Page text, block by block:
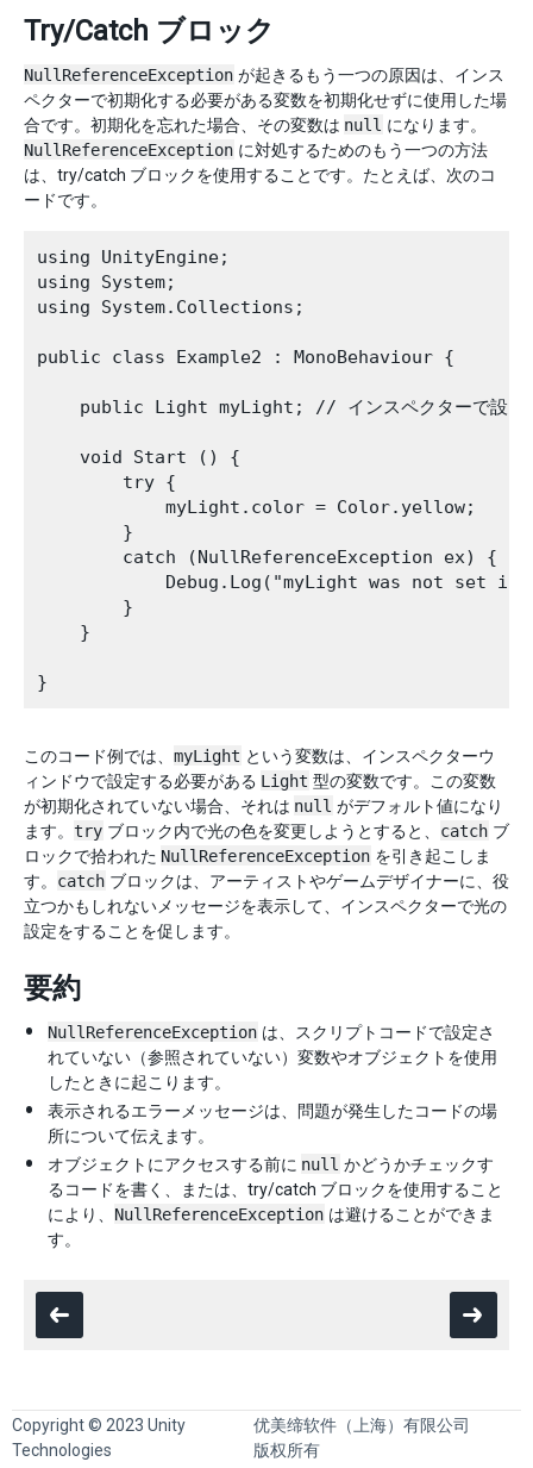
Try/Catch ブロック
NullReferenceException が起きるもう一つの原因は、インス
ペクターで初期化する必要がある変数を初期化せずに使用した場
合です。初期化を忘れた場合、その変数は null になります。
NullReferenceException に対処するためのもう一つの方法
は、try/catch ブロックを使用することです。たとえば、次のコ
ードです。
using UnityEngine;
using System;
using System.Collections;
public class Example2 : MonoBehaviour {
    public Light myLight; // インスペクターで設定
    void Start () {
        try {
            myLight.color = Color.yellow;
        }
        catch (NullReferenceException ex) {
Debug.Log("myLight was not set in
        }
    }
このコード例では、 myLight という変数は、インスペクターウ
ィンドウで設定する必要がある Light 型の変数です。この変数
が初期化されていない場合、それは null がデフォルト値になり
ます。 try ブロック内で光の色を変更しようとすると、 catch ブ
ロックで拾われた NullReferenceException を引き起こしま
す。 catch ブロックは、アーティストやゲームデザイナーに、役
立つかもしれないメッセージを表示して、インスペクターで光の
設定をすることを促します。
要約
NullReferenceException は、スクリプトコードで設定さ
れていない（参照されていない）変数やオブジェクトを使用
したときに起こります。
表示されるエラーメッセージは、問題が発生したコードの場
所について伝えます。
オブジェクトにアクセスする前に null かどうかチェックす
るコードを書く、または、try/catch ブロックを使用すること
により、 NullReferenceException は避けることができま
す。
Copyright © 2023 Unity
Technologies
优美缔软件（上海）有限公司
版权所有